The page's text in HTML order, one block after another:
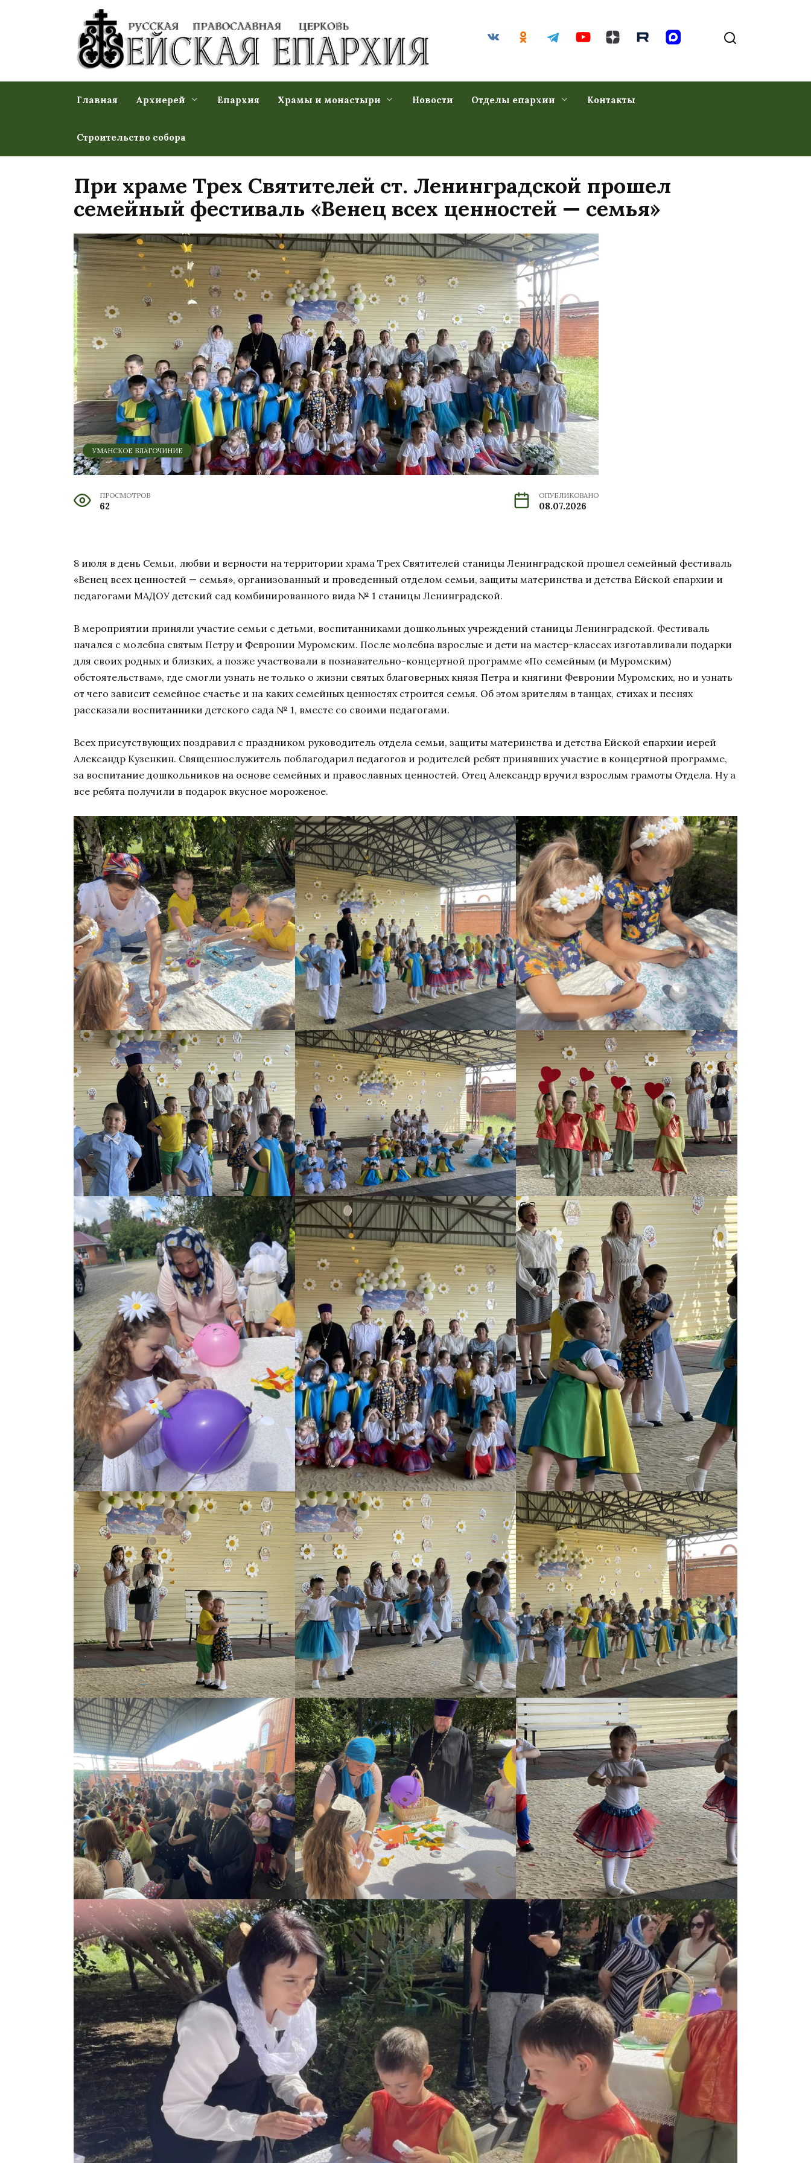
Главная Архиерей Епархия Храмы и монастыри Новости Отделы епархии Контакты
Строительство собора
При храме Трех Святителей ст. Ленинградской прошел
семейный фестиваль «Венец всех ценностей — семья»
УМАНСКОЕ БЛАГОЧИНИЕ
ПРОСМОТРОВ
62
ОПУБЛИКОВАНО
08.07.2026
8 июля в день Семьи, любви и верности на территории храма Трех Святителей станицы Ленинградской прошел семейный фестиваль
«Венец всех ценностей — семья», организованный и проведенный отделом семьи, защиты материнства и детства Ейской епархии и
педагогами МАДОУ детский сад комбинированного вида № 1 станицы Ленинградской.
В мероприятии приняли участие семьи с детьми, воспитанниками дошкольных учреждений станицы Ленинградской. Фестиваль
начался с молебна святым Петру и Февронии Муромским. После молебна взрослые и дети на мастер-классах изготавливали подарки
для своих родных и близких, а позже участвовали в познавательно-концертной программе «По семейным (и Муромским)
обстоятельствам», где смогли узнать не только о жизни святых благоверных князя Петра и княгини Февронии Муромских, но и узнать
от чего зависит семейное счастье и на каких семейных ценностях строится семья. Об этом зрителям в танцах, стихах и песнях
рассказали воспитанники детского сада № 1, вместе со своими педагогами.
Всех присутствующих поздравил с праздником руководитель отдела семьи, защиты материнства и детства Ейской епархии иерей
Александр Кузенкин. Священнослужитель поблагодарил педагогов и родителей ребят принявших участие в концертной программе,
за воспитание дошкольников на основе семейных и православных ценностей. Отец Александр вручил взрослым грамоты Отдела. Ну а
все ребята получили в подарок вкусное мороженое.